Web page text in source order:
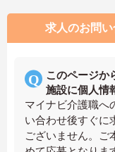
求人のお問
このページか
施設に個人情
マイナビ介護職へ
い合わせ後すぐに
ございません。ご